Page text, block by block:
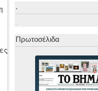
.
.
Πρωτοσέλιδα